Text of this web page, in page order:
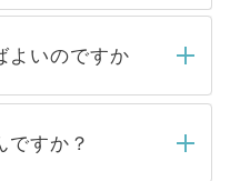
よいのですか
、弊社担当者がご
後メールもしくは
ですか？